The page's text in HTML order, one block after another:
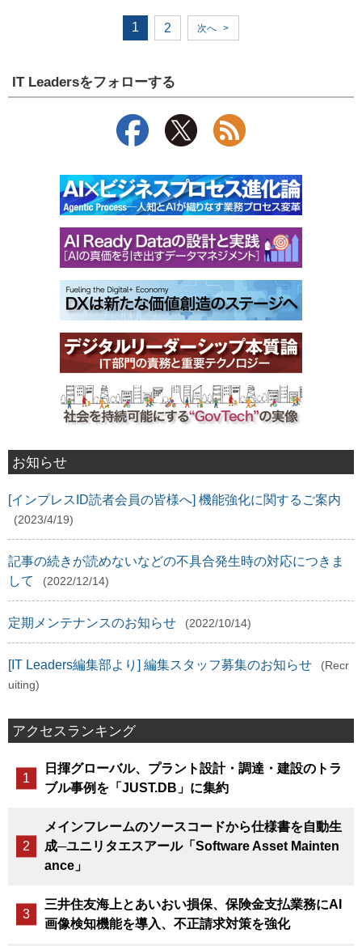
1 2 次へ >
IT Leadersをフォローする
お知らせ
[インプレスID読者会員の皆様へ] 機能強化に関するご案内
(2023/4/19)
記事の続きが読めないなどの不具合発生時の対応につきま
して
(2022/12/14)
定期メンテナンスのお知らせ (2022/10/14)
[IT Leaders編集部より] 編集スタッフ募集のお知らせ
(Recr
uiting)
アクセスランキング
日揮グローバル、プラント設計・調達・建設のトラ
ブル事例を「JUST.DB」に集約
メインフレームのソースコードから仕様書を自動生
成─ユニリタエスアール「Software Asset Mainten
ance」
三井住友海上とあいおい損保、保険金支払業務にAI
画像検知機能を導入、不正請求対策を強化